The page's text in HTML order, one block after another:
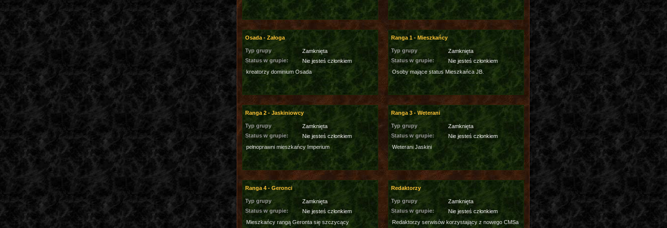
Osada - Załoga
Typ grupy
Zamknięta
Status w grupie:
Nie jesteś członkiem
kreatorzy dominium Osada
Ranga 1 - Mieszkańcy
Typ grupy
Zamknięta
Status w grupie:
Nie jesteś członkiem
Osoby mające status Mieszkańca JB.
Ranga 2 - Jaskiniowcy
Typ grupy
Zamknięta
Status w grupie:
Nie jesteś członkiem
pełnoprawni mieszkańcy Imperium
Ranga 3 - Weterani
Typ grupy
Zamknięta
Status w grupie:
Nie jesteś członkiem
Weterani Jaskini
Ranga 4 - Geronci
Typ grupy
Zamknięta
Status w grupie:
Nie jesteś członkiem
Mieszkańcy rangą Geronta się szczycący
Redaktorzy
Typ grupy
Zamknięta
Status w grupie:
Nie jesteś członkiem
Redaktorzy serwisów korzystający z nowego CMSa